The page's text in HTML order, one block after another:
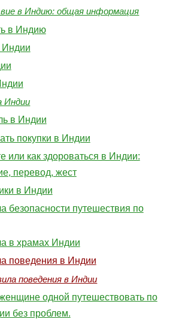
в Индию: общая информация
в Индию
Индии
Индии
в Индии
покупки в Индии
или как здороваться в Индии:
перевод, жест
в Индии
безопасности путешествия по
в храмах Индии
поведения в Индии
поведения в Индии
одной путешествовать по
без проблем.